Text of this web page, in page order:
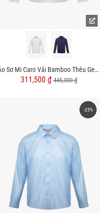
Áo Sơ Mi Caro Vải Bamboo Thêu Gentlemen Ở Lai Form Slimfit SM154
311,500 ₫445,000 ₫
-25%